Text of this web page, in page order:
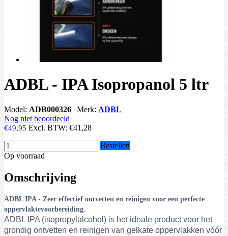
ADBL - IPA Isopropanol 5 ltr
Model: ADB000326 | Merk: ADBL
Nog niet beoordeeld
€49,95 Excl. BTW: €41,28
Bestellen
Op voorraad
Omschrijving
ADBL IPA - Zeer effectief ontvetten en reinigen voor een perfecte
oppervlaktevoorbereiding.
ADBL IPA (isopropylalcohol) is het ideale product voor het
grondig ontvetten en reinigen van gelkate oppervlakken vóór